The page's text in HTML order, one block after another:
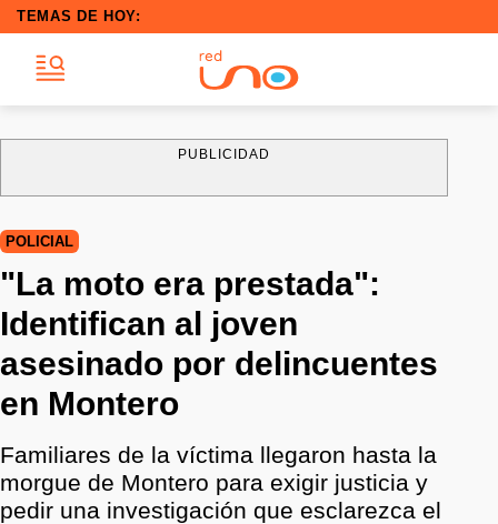
TEMAS DE HOY:
PUBLICIDAD
POLICIAL
"La moto era prestada":
Identifican al joven
asesinado por delincuentes
en Montero
Familiares de la víctima llegaron hasta la
morgue de Montero para exigir justicia y
pedir una investigación que esclarezca el